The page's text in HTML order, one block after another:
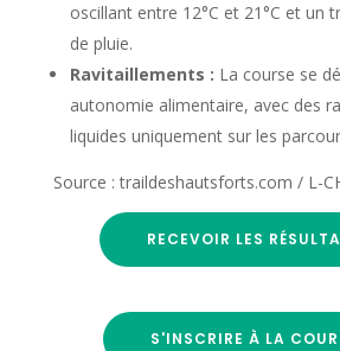
oscillant entre 12°C et 21°C et un
de pluie.
Ravitaillements : La course se
autonomie alimentaire, avec des
liquides uniquement sur les
Source : traildeshautsforts.com / L-
RECEVOIR LES
S'INSCRIRE À LA